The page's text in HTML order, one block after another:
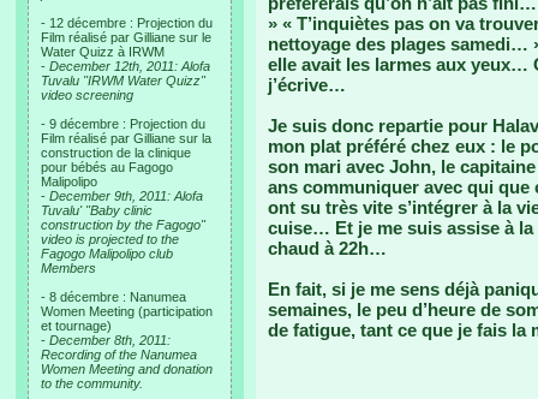
- 12 décembre : Projection du
Film réalisé par Gilliane sur le
Water Quizz à IRWM
- December 12th, 2011: Alofa
Tuvalu "IRWM Water Quizz"
video screening
- 9 décembre : Projection du
Film réalisé par Gilliane sur la
construction de la clinique
pour bébés au Fagogo
Malipolipo
- December 9th, 2011: Alofa
Tuvalu' "Baby clinic
construction by the Fagogo"
video is projected to the
Fagogo Malipolipo club
Members
- 8 décembre : Nanumea
Women Meeting (participation
et tournage)
- December 8th, 2011:
Recording of the Nanumea
Women Meeting and donation
to the community.
» « T’inquiètes pas on va
nettoyage des plages samedi…
elle avait les larmes aux yeux…
j’écrive…
Je suis donc repartie pour
mon plat préféré chez eux : le
son mari avec John, le
ans communiquer avec qui que
ont su très vite s’intégrer à la
cuise… Et je me suis assise à
chaud à 22h…
En fait, si je me sens déjà
semaines, le peu d’heure de
de fatigue, tant ce que je fais